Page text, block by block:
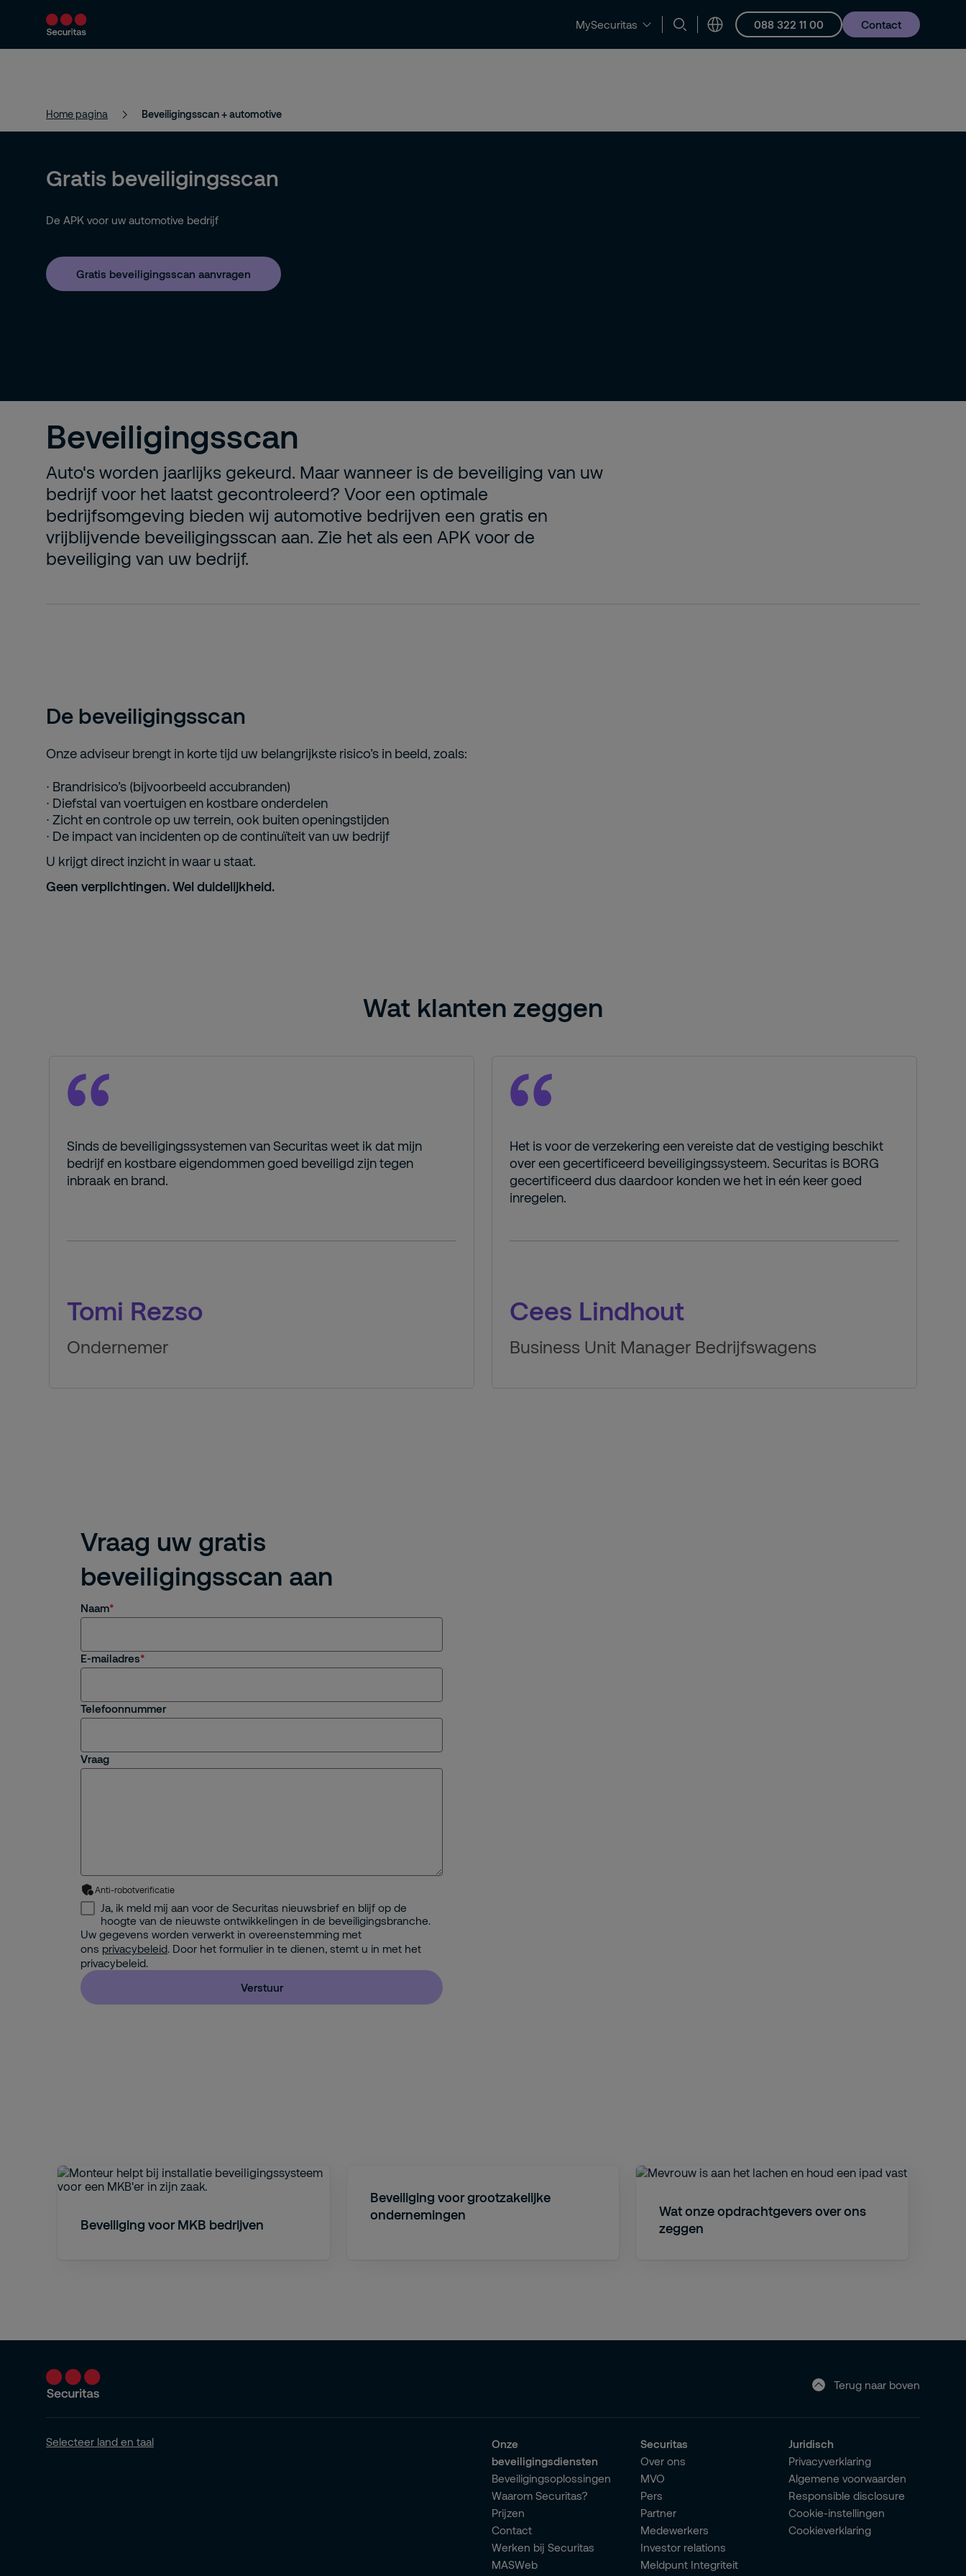
MySecuritas 088 322 11 00 Contact
Producten en diensten Beveiligingsoplossingen Beveiligingstrends & nieuws Contact en ondersteuning Vacatures
Home pagina Beveiligingsscan + automotive
Gratis beveiligingsscan
De APK voor uw automotive bedrijf
Gratis beveiligingsscan aanvragen
Beveiligingsscan
Auto's worden jaarlijks gekeurd. Maar wanneer is de beveiliging van uw
bedrijf voor het laatst gecontroleerd? Voor een optimale
bedrijfsomgeving bieden wij automotive bedrijven een gratis en
vrijblijvende beveiligingsscan aan. Zie het als een APK voor de
beveiliging van uw bedrijf.
De beveiligingsscan
Onze adviseur brengt in korte tijd uw belangrijkste risico’s in beeld, zoals:
· Brandrisico’s (bijvoorbeeld accubranden)
· Diefstal van voertuigen en kostbare onderdelen
· Zicht en controle op uw terrein, ook buiten openingstijden
· De impact van incidenten op de continuïteit van uw bedrijf
U krijgt direct inzicht in waar u staat.
Geen verplichtingen. Wel duidelijkheid.
Wat klanten zeggen
Sinds de beveiligingssystemen van Securitas weet ik dat mijn
bedrijf en kostbare eigendommen goed beveiligd zijn tegen
inbraak en brand.
Tomi Rezso
Ondernemer
Het is voor de verzekering een vereiste dat de vestiging beschikt
over een gecertificeerd beveiligingssysteem. Securitas is BORG
gecertificeerd dus daardoor konden we het in eén keer goed
inregelen.
Cees Lindhout
Business Unit Manager Bedrijfswagens
Vraag uw gratis
beveiligingsscan aan
Naam
E-mailadres
Telefoonnummer
Vraag
Anti-robotverificatie
Ja, ik meld mij aan voor de Securitas nieuwsbrief en blijf op de
hoogte van de nieuwste ontwikkelingen in de beveiligingsbranche.
Uw gegevens worden verwerkt in overeenstemming met
ons privacybeleid. Door het formulier in te dienen, stemt u in met het
privacybeleid.
Verstuur
Beveiliging voor MKB bedrijven
Beveiliging voor grootzakelijke
ondernemingen
Wat onze opdrachtgevers over ons
zeggen
Terug naar boven
Selecteer land en taal
Onze
beveiligingsdiensten
Beveiligingsoplossingen
Waarom Securitas?
Prijzen
Contact
Werken bij Securitas
MASWeb
Securitas
Over ons
MVO
Pers
Partner
Medewerkers
Investor relations
Meldpunt Integriteit
Juridisch
Privacyverklaring
Algemene voorwaarden
Responsible disclosure
Cookie-instellingen
Cookieverklaring